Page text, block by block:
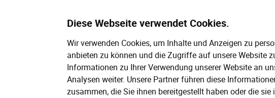
Diese Webseite verwendet Cookies.
Wir verwenden Cookies, um Inhalte und Anzeigen zu
anbieten zu können und die Zugriffe auf unsere Website
Informationen zu Ihrer Verwendung unserer Website an
Analysen weiter. Unsere Partner führen diese
zusammen, die Sie ihnen bereitgestellt haben oder die
Aus Gründen der besseren Lesbarkeit wird auf die gleichzeitige
divers (m/w/d) verzichtet. Sämtliche Personenbezeichnungen gelten